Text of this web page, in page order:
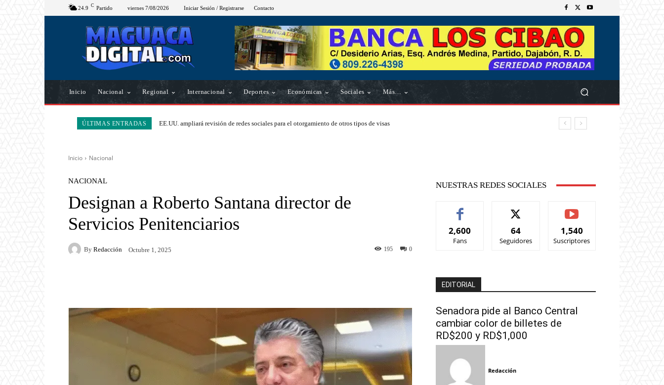
24.9 C Partido viernes 7/08/2026 Iniciar Sesión / Registrarse Contacto
Inicio Nacional Regional Internacional Deportes Económicas Sociales Más…
ÚLTIMAS ENTRADAS EE.UU. ampliará revisión de redes sociales para el otorgamiento de otros tipos de visas
Inicio Nacional
NACIONAL
Designan a Roberto Santana director de
Servicios Penitenciarios
By Redacción Octubre 1, 2025 0
195
NUESTRAS REDES SOCIALES
2,600
Fans
64
Seguidores
1,540
Suscriptores
EDITORIAL
Senadora pide al Banco Central
cambiar color de billetes de
RD$200 y RD$1,000
Redacción